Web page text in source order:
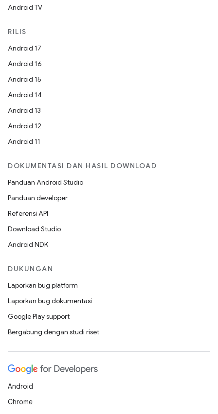
Android TV
RILIS
Android 17
Android 16
Android 15
Android 14
Android 13
Android 12
Android 11
DOKUMENTASI DAN HASIL DOWNLOAD
Panduan Android Studio
Panduan developer
Referensi API
Download Studio
Android NDK
DUKUNGAN
Laporkan bug platform
Laporkan bug dokumentasi
Google Play support
Bergabung dengan studi riset
Android
Chrome